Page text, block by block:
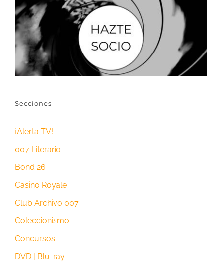
Secciones
¡Alerta TV!
007 Literario
Bond 26
Casino Royale
Club Archivo 007
Coleccionismo
Concursos
DVD | Blu-ray